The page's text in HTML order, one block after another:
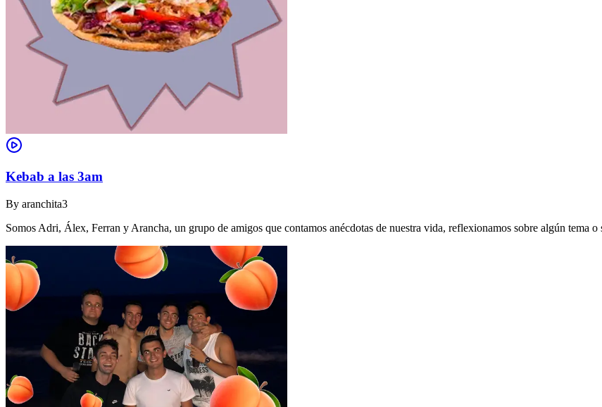
Kebab a las 3am
By aranchita3
Somos Adri, Álex, Ferran y Arancha, un grupo de amigos que contamos anécdotas de nuestra vida, reflexionamos sobre algún tema o